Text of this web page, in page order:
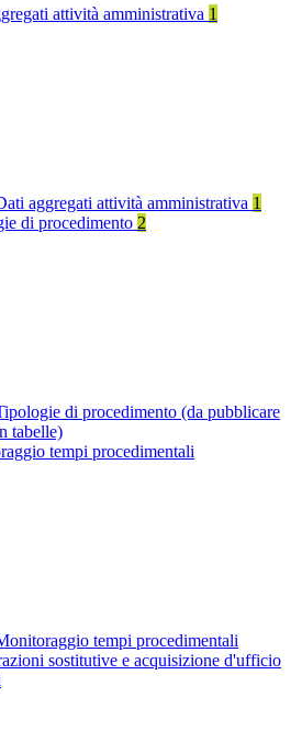
attività amministrativa 1
aggregati attività amministrativa 1
di procedimento 2
di procedimento (da pubblicare
tabelle)
tempi procedimentali
tempi procedimentali
sostitutive e acquisizione d'ufficio